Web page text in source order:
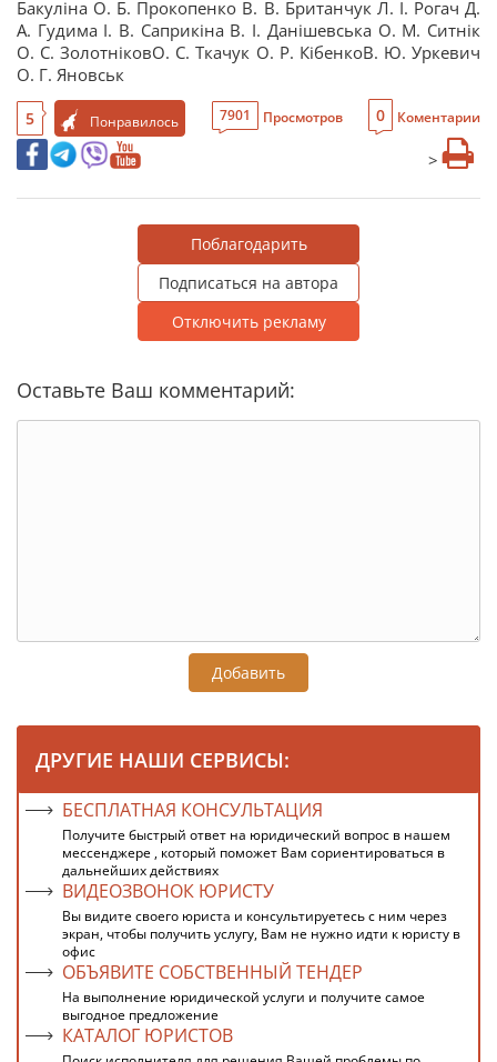
Бакуліна О. Б. Прокопенко В. В. Британчук Л. І. Рогач Д.
А. Гудима І. В. Саприкіна В. І. Данішевська О. М. Ситнік
О. С. ЗолотніковО. С. Ткачук О. Р. КібенкоВ. Ю. Уркевич
О. Г. Яновськ
5 Понравилось 7901 Просмотров 0 Коментарии
>
Поблагодарить
Подписаться на автора
Отключить рекламу
Оставьте Ваш комментарий:
Добавить
ДРУГИЕ НАШИ СЕРВИСЫ:
БЕСПЛАТНАЯ КОНСУЛЬТАЦИЯ
Получите быстрый ответ на юридический вопрос в нашем
мессенджере , который поможет Вам сориентироваться в
дальнейших действиях
ВИДЕОЗВОНОК ЮРИСТУ
Вы видите своего юриста и консультируетесь с ним через
экран, чтобы получить услугу, Вам не нужно идти к юристу в
офис
ОБЪЯВИТЕ СОБСТВЕННЫЙ ТЕНДЕР
На выполнение юридической услуги и получите самое
выгодное предложение
КАТАЛОГ ЮРИСТОВ